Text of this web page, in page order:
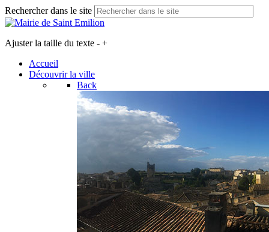
Rechercher dans le site
Ajuster la taille du texte - +
Accueil
Découvrir la ville
Back